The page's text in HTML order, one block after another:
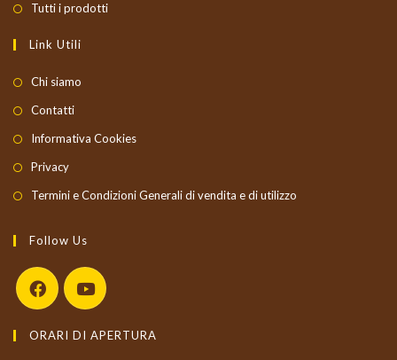
Tutti i prodotti
Link Utili
Chi siamo
Contatti
Informativa Cookies
Privacy
Termini e Condizioni Generali di vendita e di utilizzo
Follow Us
in
in
ORARI DI APERTURA